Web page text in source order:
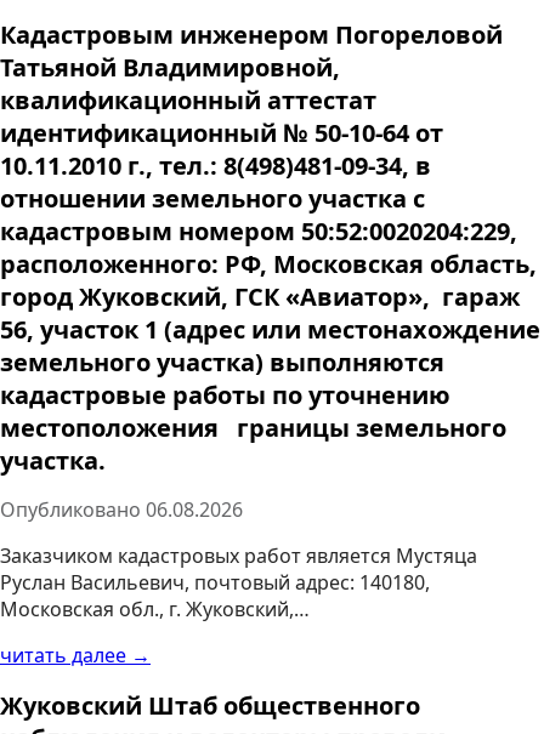
Кадастровым инженером Погореловой
Татьяной Владимировной,
квалификационный аттестат
идентификационный № 50-10-64 от
10.11.2010 г., тел.: 8(498)481-09-34, в
отношении земельного участка с
кадастровым номером 50:52:0020204:229,
расположенного: РФ, Московская область,
город Жуковский, ГСК «Авиатор», гараж
56, участок 1 (адрес или местонахождение
земельного участка) выполняются
кадастровые работы по уточнению
местоположения границы земельного
участка.
Опубликовано 06.08.2026
Заказчиком кадастровых работ является Мустяца
Руслан Васильевич, почтовый адрес: 140180,
Московская обл., г. Жуковский,…
читать далее →
Жуковский Штаб общественного